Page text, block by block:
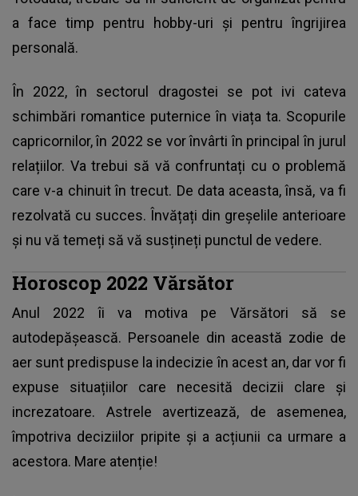
a face timp pentru hobby-uri și pentru îngrijirea
personală.
În 2022, în sectorul dragostei se pot ivi cateva
schimbări romantice puternice în viața ta. Scopurile
capricornilor, în 2022 se vor învârti în principal în jurul
relațiilor. Va trebui să vă confruntați cu o problemă
care v-a chinuit în trecut. De data aceasta, însă, va fi
rezolvată cu succes. Învățați din greșelile anterioare
și nu vă temeți să vă susțineți punctul de vedere.
Horoscop 2022 Vărsător
Anul 2022 îi va motiva pe Vărsători să se
autodepășească. Persoanele din această zodie de
aer sunt predispuse la indecizie în acest an, dar vor fi
expuse situațiilor care necesită decizii clare și
increzatoare. Astrele avertizează, de asemenea,
împotriva deciziilor pripite și a acțiunii ca urmare a
acestora. Mare atenție!